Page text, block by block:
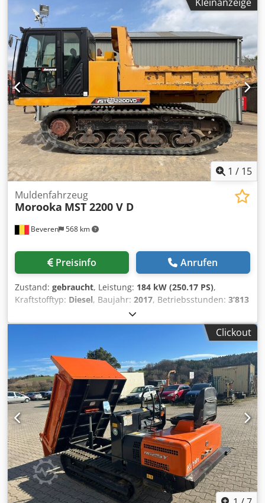
erhalten. = Weitere Optionen und Zubehör = Dedpfxsy U
Txco Abnjck - AdBlue
1 / 15
Beveren 568 km
Muldenfahrzeug
Morooka MST 2200 V D
Preisinfo Anrufen
Zustand: gebraucht, Leistung: 184 kW (250.17 PS),
Kraftstofftyp: Diesel, Baujahr: 2017, Betriebsstunden: 3’813
, Motormarke: Cat Max. Nutzlast: 11000 kg
Produktionsland: JP Dcsdpjy Uq Hqjfx Abnok Wenden Sie
sich an Kristoff Van Havere, um weitere Informationen zu
Clickout